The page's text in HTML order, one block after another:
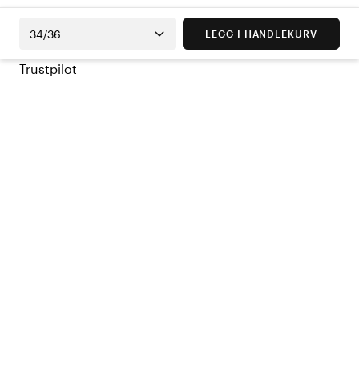
34/36 LEGG I HANDLEKURV
Trustpilot